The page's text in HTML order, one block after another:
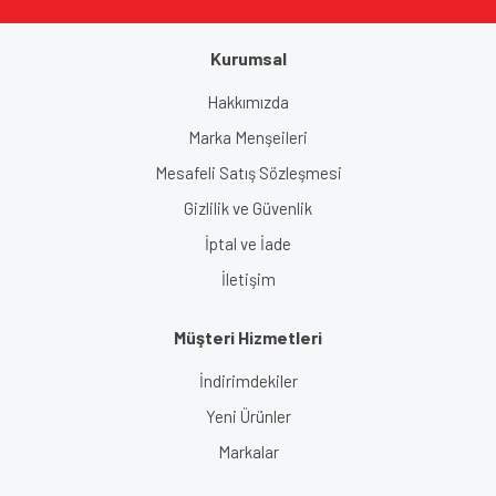
Kurumsal
Hakkımızda
Marka Menşeileri
Mesafeli Satış Sözleşmesi
Gizlilik ve Güvenlik
İptal ve İade
İletişim
Müşteri Hizmetleri
İndirimdekiler
Yeni Ürünler
Markalar